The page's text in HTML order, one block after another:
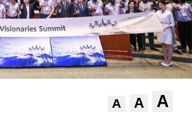
A A A